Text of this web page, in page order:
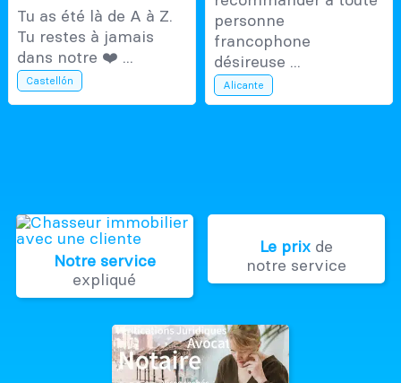
Tu as été là de A à Z.
Tu restes à jamais
dans notre ❤️ ...
Castellón
personne
francophone
désireuse ...
Alicante
Notre service
expliqué
Le prix de
notre service